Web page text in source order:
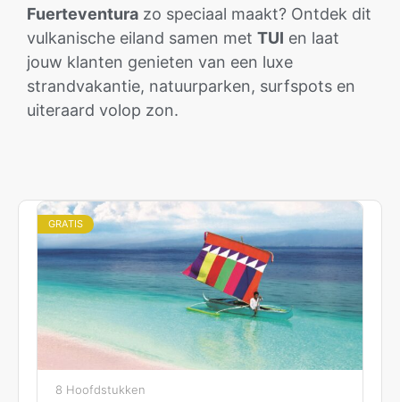
Fuerteventura zo speciaal maakt? Ontdek dit
vulkanische eiland samen met TUI en laat
jouw klanten genieten van een luxe
strandvakantie, natuurparken, surfspots en
uiteraard volop zon.
GRATIS
8 Hoofdstukken